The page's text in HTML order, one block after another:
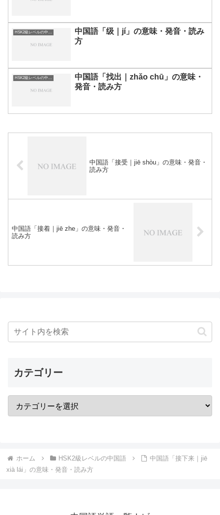
中国語「级｜jí」の意味・発音・読み
方
中国語「找出｜zhǎo chū」の意味・
発音・読み方
中国語「接受｜jiē shòu」の意味・発音・
読み方
中国語「接着｜jiē zhe」の意味・発音・
読み方
カテゴリー
ホーム HSK2級レベルの中国語
中国語「接下来｜jiē
xià lái」の意味・発音・読み方